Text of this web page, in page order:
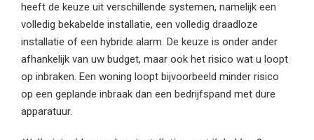
heeft de keuze uit verschillende systemen, namelijk een
volledig bekabelde installatie, een volledig draadloze
installatie of een hybride alarm. De keuze is onder ander
afhankelijk van uw budget, maar ook het risico wat u loopt
op inbraken. Een woning loopt bijvoorbeeld minder risico
op een geplande inbraak dan een bedrijfspand met dure
apparatuur.